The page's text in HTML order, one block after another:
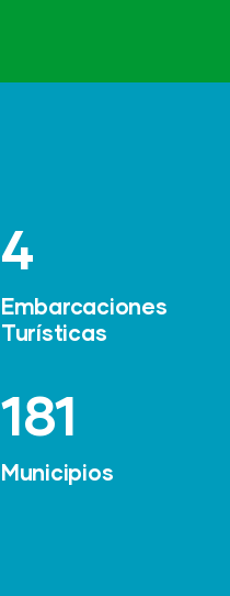
6
Embarcaciones
Turísticas
247
Municipios